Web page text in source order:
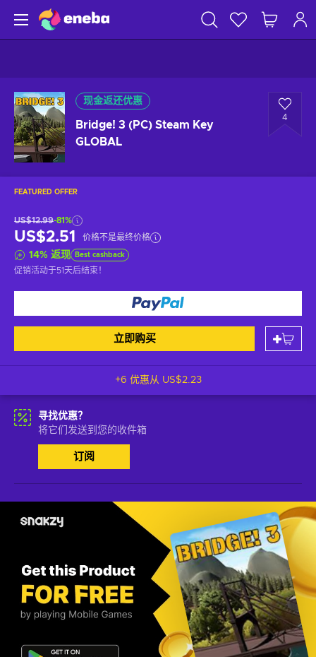
现金返还优惠
Bridge! 3 (PC) Steam Key
GLOBAL
4
FEATURED OFFER
US$12.99-81%
US$2.51 价格不是最终价格
14% 返现 Best cashback
促销活动于51天后结束！
立即购买
+6 优惠从 US$2.23
寻找优惠？
将它们发送到您的收件箱
订阅